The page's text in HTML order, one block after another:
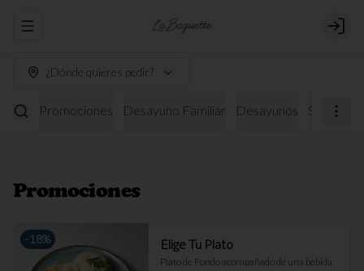
Abrir menu de navegación Login
¿Dónde quieres pedir?
Promociones Desayuno Familiar Desayunos
Promociones
-18% Elige Tu Plato
Plato de Fondo acompañado de una bebida